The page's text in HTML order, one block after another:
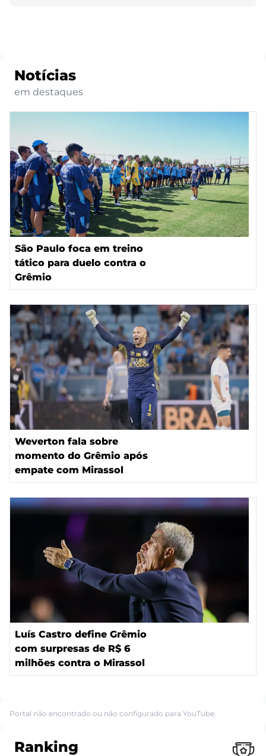
Notícias
em destaques
São Paulo foca em treino
tático para duelo contra o
Grêmio
Weverton fala sobre
momento do Grêmio após
empate com Mirassol
Luís Castro define Grêmio
com surpresas de R$ 6
milhões contra o Mirassol
Portal não encontrado ou não configurado para YouTube.
Ranking